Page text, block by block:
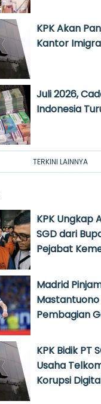
KPK Akan
Kantor
Juli 2026,
Indonesia
TERKINI LAINNYA
KPK Ungkap
SGD dari
Pejabat
Madrid
Pembagian
KPK Bidik PT
Usaha
Korupsi